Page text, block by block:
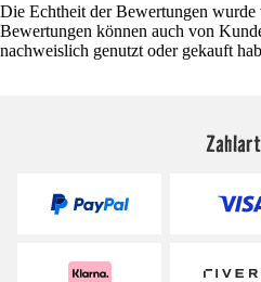
Die Echtheit der Bewertungen
Bewertungen können auch von
nachweislich genutzt oder gekauft